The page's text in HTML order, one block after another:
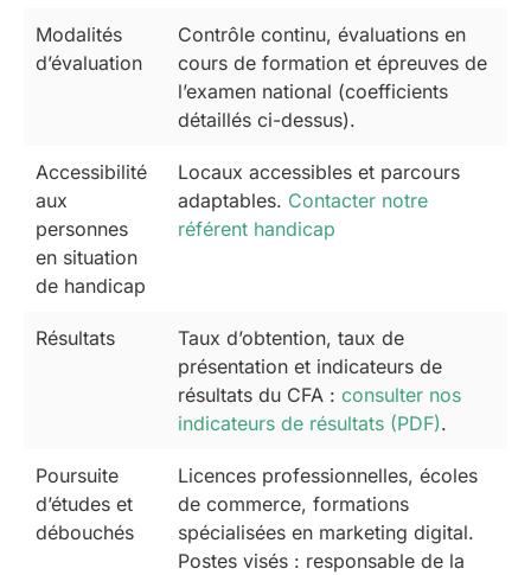
Modalités
d’évaluation
Contrôle continu, évaluations en
cours de formation et épreuves de
l’examen national (coefficients
détaillés ci-dessus).
Accessibilité
aux
personnes
en situation
de handicap
Locaux accessibles et parcours
adaptables. Contacter notre
référent handicap
Résultats
Taux d’obtention, taux de
présentation et indicateurs de
résultats du CFA : consulter nos
indicateurs de résultats (PDF).
Poursuite
d’études et
débouchés
Licences professionnelles, écoles
de commerce, formations
spécialisées en marketing digital.
Postes visés : responsable de la